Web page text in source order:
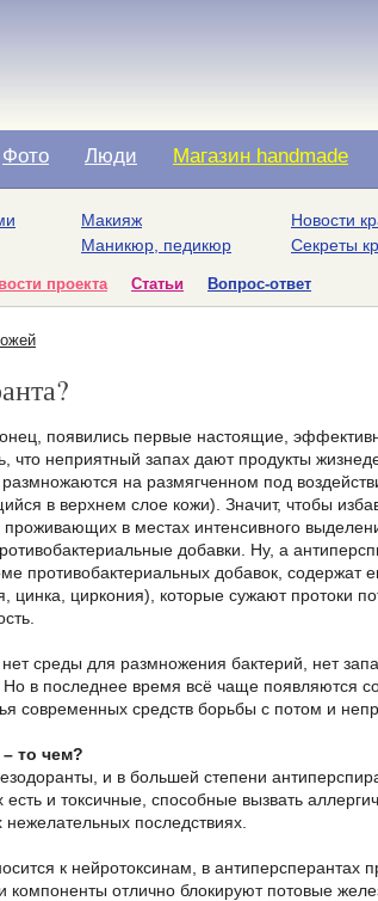
Фото Люди Магазин handmade
Макияж
Маникюр, педикюр
Новости
Секреты
проекта Статьи Вопрос-ответ
появились первые настоящие,
что неприятный запах дают продукты
на размягченном под
в верхнем слое кожи). Значит, чтобы
проживающих в местах интенсивного
добавки. Ну, а
противобактериальных добавок,
цинка, циркония), которые сужают протоки
, нет среды для размножения бактерий, нет
в последнее время всё чаще появляются
современных средств борьбы с потом и
то чем?
и в большей степени
и токсичные, способные вызвать
последствиях.
к нейротоксинам, в
отлично блокируют потовые